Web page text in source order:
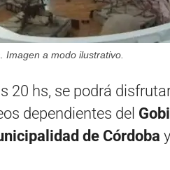
Imagen a modo ilustrativo.
20 hs, se podrá
dependientes del
de Córdoba